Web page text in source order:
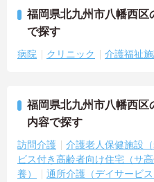
福岡県北九州市八幡西区
で探す
病院 クリニック 介護福祉
福岡県北九州市八幡西区
内容で探す
訪問介護 介護老人保健施設（
ビス付き高齢者向け住宅（サ高
養）
通所介護（デイサービス